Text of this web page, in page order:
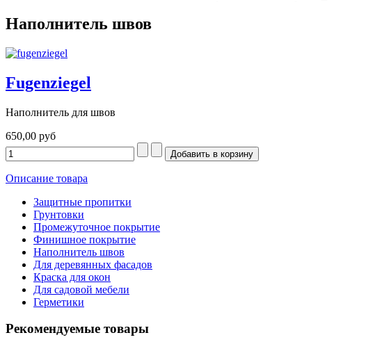
Наполнитель швов
Fugenziegel
Наполнитель для швов
650,00 руб
Описание товара
Защитные пропитки
Грунтовки
Промежуточное покрытие
Финишное покрытие
Наполнитель швов
Для деревянных фасадов
Краска для окон
Для садовой мебели
Герметики
Рекомендуемые товары